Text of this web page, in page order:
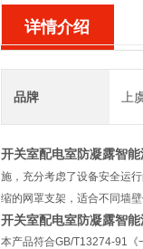
详情介绍
品牌 上
开关室配电室防凝露智
施，充分考虑了设备安全运
缩的网罩支架，适合不同墙
开关室配电室防凝露智
本产品符合GB/T13274-91《